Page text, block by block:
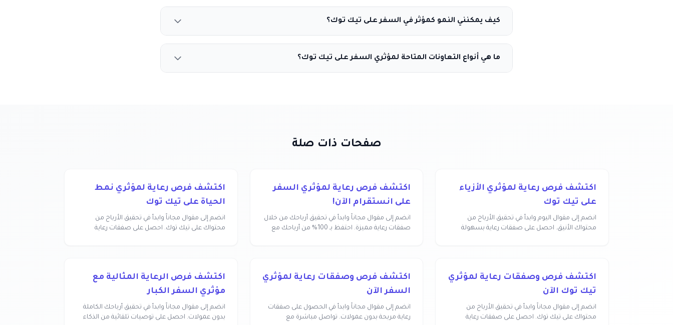
كيف يمكنني النمو كمؤثر في السفر على تيك توك؟
ما هي أنواع التعاونات المتاحة لمؤثري السفر على تيك توك؟
صفحات ذات صلة
اكتشف فرص رعاية لمؤثري الأزياء
على تيك توك
انضم إلى مقوال اليوم وابدأ في تحقيق الأرباح من
محتواك الأنيق. احصل على صفقات رعاية بسهولة
اكتشف فرص رعاية لمؤثري السفر
على انستقرام الآن!
انضم إلى مقوال مجاناً وابدأ في تحقيق أرباحك من خلال
صفقات رعاية مميزة. احتفظ بـ 100% من أرباحك مع
اكتشف فرص رعاية لمؤثري نمط
الحياة على تيك توك
انضم إلى مقوال مجاناً وابدأ في تحقيق الأرباح من
محتواك على تيك توك. احصل على صفقات رعاية
اكتشف فرص وصفقات رعاية لمؤثري
تيك توك الآن
انضم إلى مقوال مجاناً وابدأ في تحقيق الأرباح من
محتواك على تيك توك. احصل على صفقات رعاية
اكتشف فرص وصفقات رعاية لمؤثري
السفر الآن
انضم إلى مقوال مجاناً وابدأ في الحصول على صفقات
رعاية مربحة بدون عمولات. تواصل مباشرة مع
اكتشف فرص الرعاية المثالية مع
مؤثري السفر الكبار
انضم إلى مقوال مجاناً وابدأ في تحقيق أرباحك الكاملة
بدون عمولات. احصل على توصيات تلقائية من الذكاء